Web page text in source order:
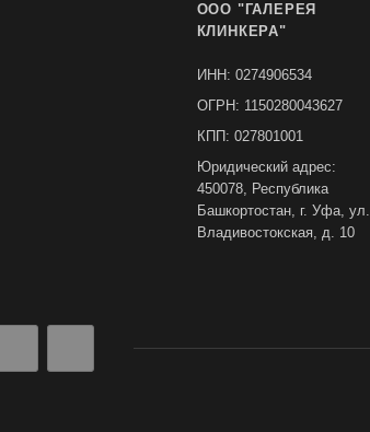
ООО "ГАЛЕРЕЯ
КЛИНКЕРА"
ИНН: 0274906534
ОГРН: 1150280043627
КПП: 027801001
Юридический адрес:
450078, Республика
Башкортостан, г. Уфа, ул.
Владивостокская, д. 10